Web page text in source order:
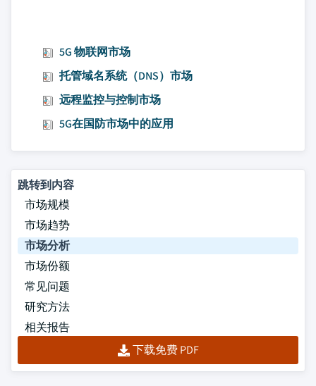
5G 物联网市场
托管域名系统（DNS）市场
远程监控与控制市场
5G在国防市场中的应用
跳转到内容
市场规模
市场趋势
市场分析
市场份额
常见问题
研究方法
相关报告
下载免费 PDF